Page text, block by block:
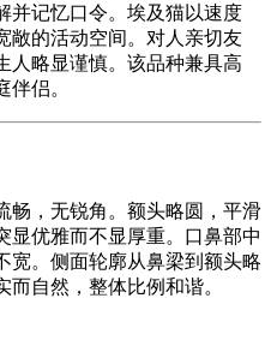
并记忆口令。埃及猫以速度
敞的活动空间。对人亲切友
人略显谨慎。该品种兼具高
侣。
畅，无锐角。额头略圆，平滑
显优雅而不显厚重。口鼻部中
宽。侧面轮廓从鼻梁到额头略
自然，整体比例和谐。